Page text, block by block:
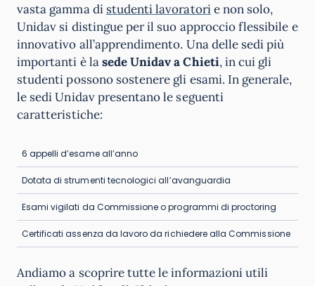
vasta gamma di studenti lavoratorie non solo,
Unidav si distingue per il suo approccio flessibile e
innovativo all’apprendimento. Una delle sedi più
importanti è lasede Unidav a Chieti, in cui gli
studenti possono sostenere gli esami. In generale,
le sedi Unidav presentano le seguenti
caratteristiche:
6 appelli d’esame all’anno
Dotata di strumenti tecnologici all’avanguardia
Esami vigilati da Commissione o programmi di proctoring
Certificati assenza da lavoro da richiedere alla Commissione
Andiamo a scoprire tutte le informazioni utili